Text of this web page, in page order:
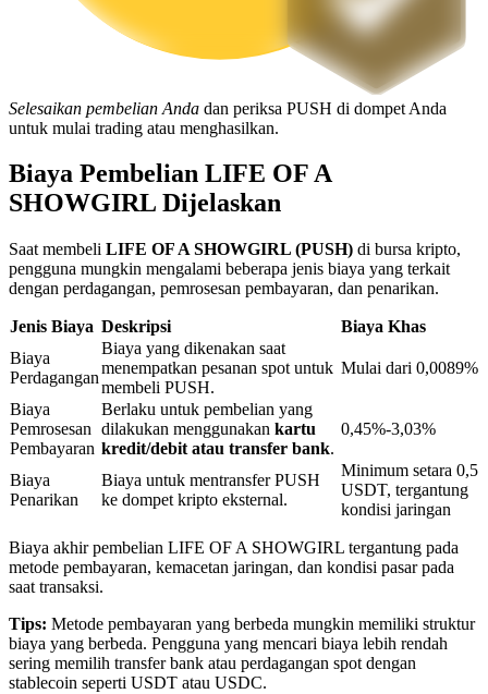
Investasi eksklusif untuk pemegang BTR
Pinjaman
Layanan pinjaman yang didukung Crypto
Investasi Otomatis
Raih keuntungan jangka panjang dan kepentingan fleksibel
Selesaikan pembelian Anda dan periksa PUSH di dompet Anda
untuk mulai trading atau menghasilkan.
Biaya Pembelian LIFE OF A
SHOWGIRL Dijelaskan
Saat membeli LIFE OF A SHOWGIRL (PUSH) di bursa kripto,
pengguna mungkin mengalami beberapa jenis biaya yang terkait
dengan perdagangan, pemrosesan pembayaran, dan penarikan.
Jenis Biaya Deskripsi
Biaya Khas
Biaya
Perdagangan
Biaya yang dikenakan saat
menempatkan pesanan spot untuk
membeli PUSH.
Mulai dari 0,0089%
Biaya
Pemrosesan
Pembayaran
Berlaku untuk pembelian yang
dilakukan menggunakan kartu
kredit/debit atau transfer bank.
0,45%-3,03%
Biaya
Penarikan
Biaya untuk mentransfer PUSH
ke dompet kripto eksternal.
Minimum setara 0,5
USDT, tergantung
kondisi jaringan
Biaya akhir pembelian LIFE OF A SHOWGIRL tergantung pada
metode pembayaran, kemacetan jaringan, dan kondisi pasar pada
saat transaksi.
Tips: Metode pembayaran yang berbeda mungkin memiliki struktur
biaya yang berbeda. Pengguna yang mencari biaya lebih rendah
sering memilih transfer bank atau perdagangan spot dengan
stablecoin seperti USDT atau USDC.